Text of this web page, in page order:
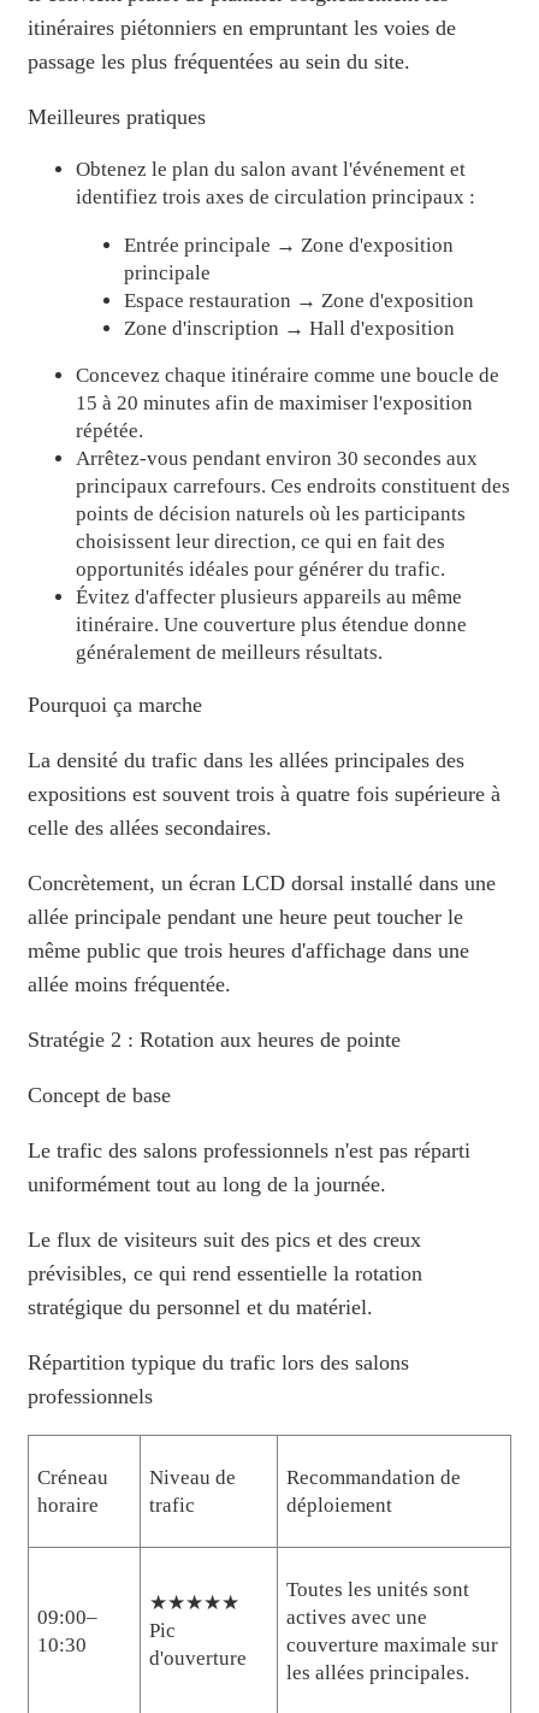
itinéraires piétonniers en empruntant les voies de
passage les plus fréquentées au sein du site.
Meilleures pratiques
Obtenez le plan du salon avant l'événement et
identifiez trois axes de circulation principaux :
Entrée principale → Zone d'exposition
principale
Espace restauration → Zone d'exposition
Zone d'inscription → Hall d'exposition
Concevez chaque itinéraire comme une boucle de
15 à 20 minutes afin de maximiser l'exposition
répétée.
Arrêtez-vous pendant environ 30 secondes aux
principaux carrefours. Ces endroits constituent des
points de décision naturels où les participants
choisissent leur direction, ce qui en fait des
opportunités idéales pour générer du trafic.
Évitez d'affecter plusieurs appareils au même
itinéraire. Une couverture plus étendue donne
généralement de meilleurs résultats.
Pourquoi ça marche
La densité du trafic dans les allées principales des
expositions est souvent trois à quatre fois supérieure à
celle des allées secondaires.
Concrètement, un écran LCD dorsal installé dans une
allée principale pendant une heure peut toucher le
même public que trois heures d'affichage dans une
allée moins fréquentée.
Stratégie 2 : Rotation aux heures de pointe
Concept de base
Le trafic des salons professionnels n'est pas réparti
uniformément tout au long de la journée.
Le flux de visiteurs suit des pics et des creux
prévisibles, ce qui rend essentielle la rotation
stratégique du personnel et du matériel.
Répartition typique du trafic lors des salons
professionnels
Créneau
horaire
Niveau de
trafic
Recommandation de
déploiement
09:00–
10:30
★★★★★
Pic
d'ouverture
Toutes les unités sont
actives avec une
couverture maximale sur
les allées principales.